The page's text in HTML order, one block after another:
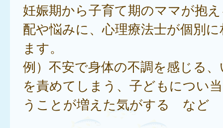
妊娠期から子育て期のママが抱
配や悩みに、心理療法士が個別
ます。
例）不安で身体の不調を感じる
を責めてしまう、子どもについ
うことが増えた気がする など